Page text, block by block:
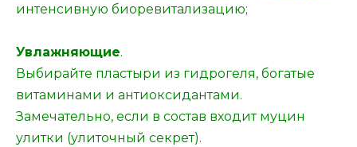
интенсивную биоревитализацию;
Увлажняющие.
Выбирайте пластыри из гидрогеля, богатые
витаминами и антиоксидантами.
Замечательно, если в состав входит муцин
улитки (улиточный секрет).